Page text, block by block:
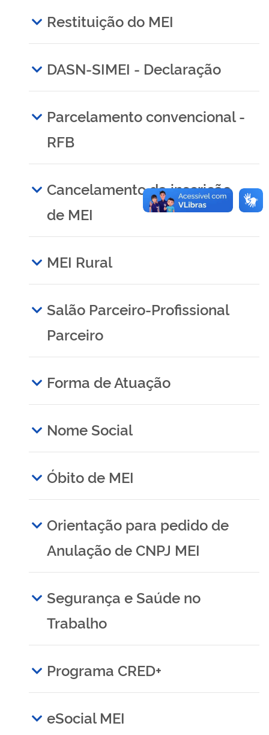
Restituição do MEI
DASN-SIMEI - Declaração
Parcelamento convencional -
RFB
Cancelamento da inscrição
de MEI
MEI Rural
Salão Parceiro-Profissional
Parceiro
Forma de Atuação
Nome Social
Óbito de MEI
Orientação para pedido de
Anulação de CNPJ MEI
Segurança e Saúde no
Trabalho
Programa CRED+
eSocial MEI